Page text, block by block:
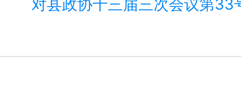
对县政协十三届三次会议第33